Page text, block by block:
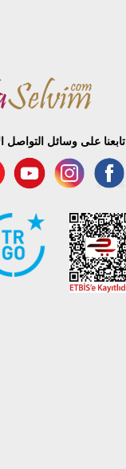
تابعنا على وسائل التواصل